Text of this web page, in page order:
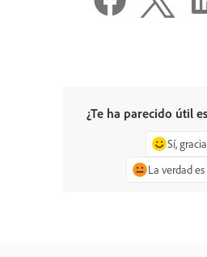
¿Te ha parecido útil
Sí,
La verdad